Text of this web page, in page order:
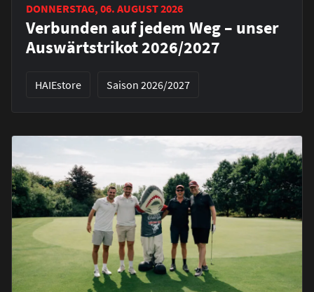
DONNERSTAG, 06. AUGUST 2026
Verbunden auf jedem Weg – unser
Auswärtstrikot 2026/2027
HAIEstore Saison 2026/2027